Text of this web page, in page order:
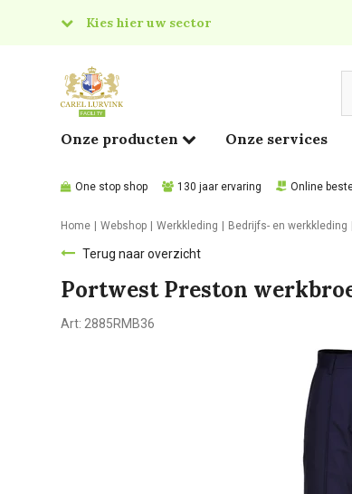
Kies hier uw sector
Food
Onze producten Onze services
One stop shop 130 jaar ervaring Online
Home Webshop Werkkleding Bedrijfs- en werkkleding
Terug naar overzicht
Portwest Preston
Art: 2885RMB36